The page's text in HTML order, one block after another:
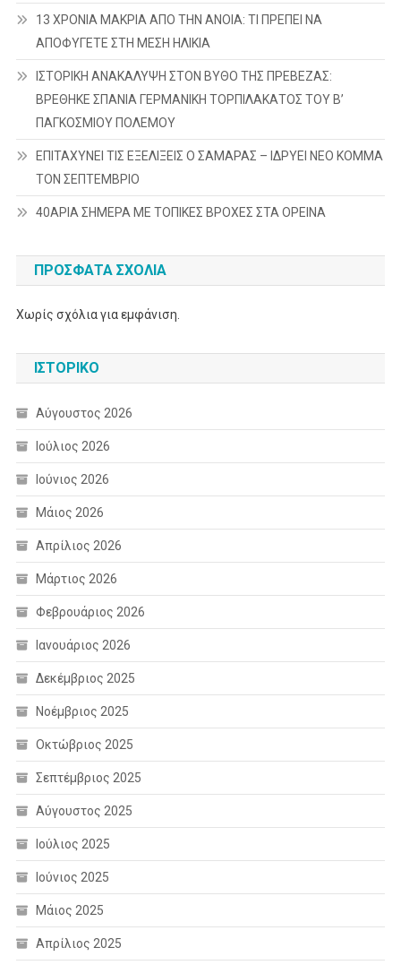
13 ΧΡΟΝΙΑ ΜΑΚΡΙΑ ΑΠΟ ΤΗΝ ΑΝΟΙΑ: ΤΙ ΠΡΕΠΕΙ ΝΑ
ΑΠΟΦΥΓΕΤΕ ΣΤΗ ΜΕΣΗ ΗΛΙΚΙΑ
ΙΣΤΟΡΙΚΗ ΑΝΑΚΑΛΥΨΗ ΣΤΟΝ ΒΥΘΟ ΤΗΣ ΠΡΕΒΕΖΑΣ:
ΒΡΕΘΗΚΕ ΣΠΑΝΙΑ ΓΕΡΜΑΝΙΚΗ ΤΟΡΠΙΛΑΚΑΤΟΣ ΤΟΥ Β’
ΠΑΓΚΟΣΜΙΟΥ ΠΟΛΕΜΟΥ
ΕΠΙΤΑΧΥΝΕΙ ΤΙΣ ΕΞΕΛΙΞΕΙΣ Ο ΣΑΜΑΡΑΣ – ΙΔΡΥΕΙ ΝΕΟ ΚΟΜΜΑ
ΤΟΝ ΣΕΠΤΕΜΒΡΙΟ
40ΑΡΙΑ ΣΗΜΕΡΑ ΜΕ ΤΟΠΙΚΕΣ ΒΡΟΧΕΣ ΣΤΑ ΟΡΕΙΝΑ
ΠΡΌΣΦΑΤΑ ΣΧΌΛΙΑ
Χωρίς σχόλια για εμφάνιση.
ΙΣΤΟΡΙΚΌ
Αύγουστος 2026
Ιούλιος 2026
Ιούνιος 2026
Μάιος 2026
Απρίλιος 2026
Μάρτιος 2026
Φεβρουάριος 2026
Ιανουάριος 2026
Δεκέμβριος 2025
Νοέμβριος 2025
Οκτώβριος 2025
Σεπτέμβριος 2025
Αύγουστος 2025
Ιούλιος 2025
Ιούνιος 2025
Μάιος 2025
Απρίλιος 2025